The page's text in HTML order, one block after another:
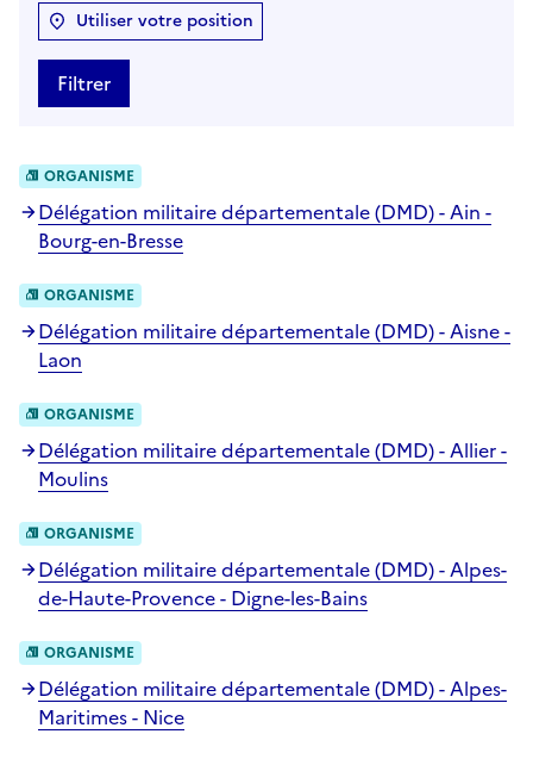
Utiliser votre position
Filtrer
ORGANISME
Délégation militaire départementale (DMD) - Ain -
Bourg-en-Bresse
ORGANISME
Délégation militaire départementale (DMD) - Aisne -
Laon
ORGANISME
Délégation militaire départementale (DMD) - Allier -
Moulins
ORGANISME
Délégation militaire départementale (DMD) - Alpes-
de-Haute-Provence - Digne-les-Bains
ORGANISME
Délégation militaire départementale (DMD) - Alpes-
Maritimes - Nice